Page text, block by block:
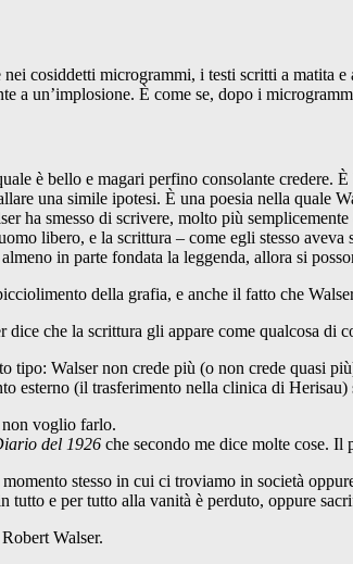
nei cosiddetti microgrammi, i testi scritti a
a un’implosione. È come se, dopo i
è bello e magari perfino consolante credere.
una simile ipotesi. È una poesia nella quale
ha smesso di scrivere, molto più
libero, e la scrittura – come egli stesso
in parte fondata la leggenda, allora si
della grafia, e anche il fatto che
che la scrittura gli appare come qualcosa di
tipo: Walser non crede più (o non crede quasi
esterno (il trasferimento nella clinica di Herisau)
non voglio farlo.
del 1926 che secondo me dice molte cose. Il
stesso in cui ci troviamo in società
e per tutto alla vanità è perduto, oppure
Walser.